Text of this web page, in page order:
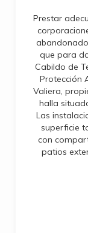
Prestar
que para
Cabildo de
Protección
Valiera,
halla
Las
superficie
con
patios